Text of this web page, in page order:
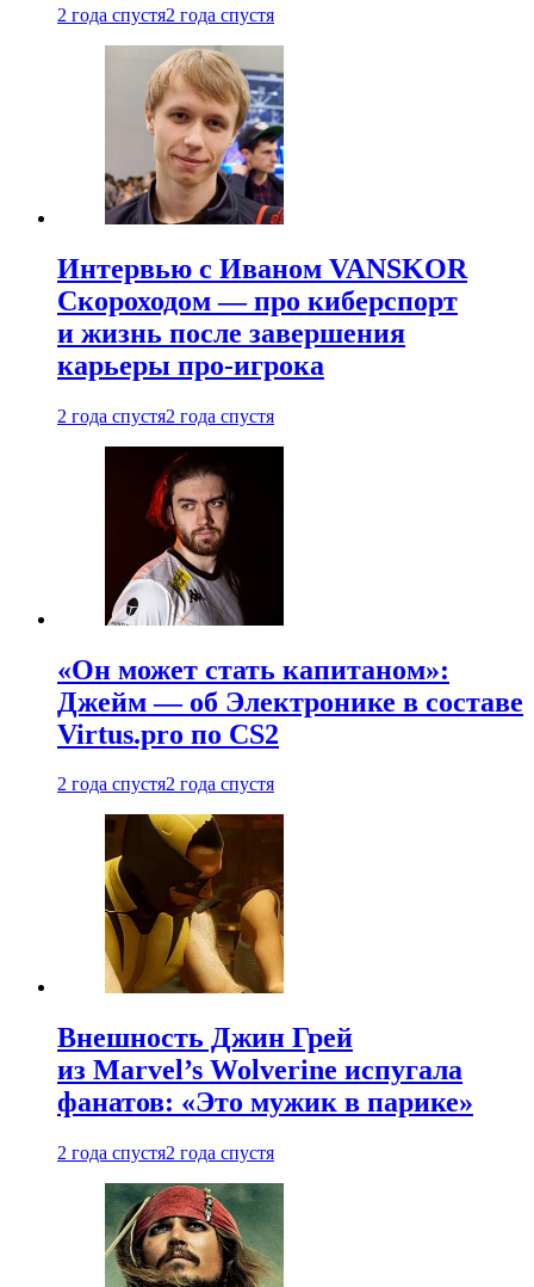
2 года спустя2 года спустя
Интервью с Иваном VANSKOR
Скороходом — про киберспорт
и жизнь после завершения
карьеры про-игрока
2 года спустя2 года спустя
«Он может стать капитаном»:
Джейм — об Электронике в составе
Virtus.pro по CS2
2 года спустя2 года спустя
Внешность Джин Грей
из Marvel’s Wolverine испугала
фанатов: «Это мужик в парике»
2 года спустя2 года спустя